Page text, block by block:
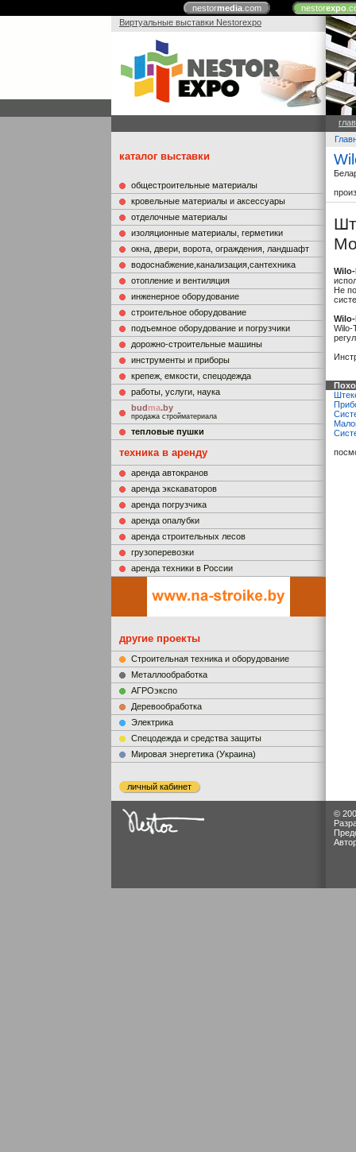
nestormedia.com nestorexpo
Виртуальные выставки Nestorexpo
каталог выставки
общестроительные материалы
кровельные материалы и аксессуары
отделочные материалы
изоляционные материалы, герметики
окна, двери, ворота, ограждения, ландшафт
водоснабжение,канализация,сантехника
отопление и вентиляция
инженерное оборудование
строительное оборудование
подъемное оборудование и погрузчики
дорожно-строительные машины
инструменты и приборы
крепеж, емкости, спецодежда
работы, услуги, наука
budma.by
продажа стройматериала
тепловые пушки
техника в аренду
аренда автокранов
аренда экскаваторов
аренда погрузчика
аренда опалубки
аренда строительных лесов
грузоперевозки
аренда техники в России
другие проекты
Строительная техника и оборудование
Металлообработка
АГРОэкспо
Деревообработка
Электрика
Cпецодежда и средства защиты
Мировая энергетика (Украина)
личный кабинет
Не
Wilo-
©